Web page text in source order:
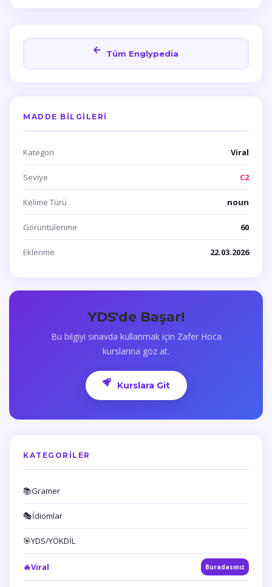
Tüm Englypedia
MADDE BILGILERI
Kategori Viral
Seviye C2
Kelime Türü noun
Görüntülenme 60
Eklenme 22.03.2026
YDS'de Başar!
Bu bilgiyi sınavda kullanmak için Zafer Hoca
kurslarına göz at.
Kurslara Git
KATEGORILER
📚Gramer
🎭İdiomlar
🎯YDS/YÖKDİL
🔥Viral Buradasınız